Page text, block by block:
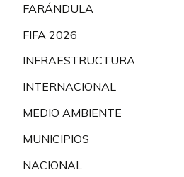
FARÁNDULA
FIFA 2026
INFRAESTRUCTURA
INTERNACIONAL
MEDIO AMBIENTE
MUNICIPIOS
NACIONAL